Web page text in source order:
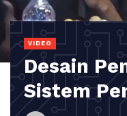
VIDEO
Desain
Sistem